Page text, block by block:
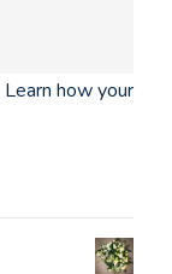
Learn how your